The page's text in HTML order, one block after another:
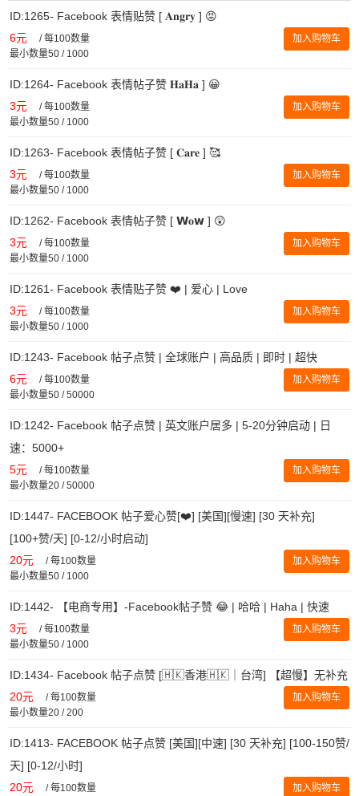
ID:1265- Facebook 表情贴赞 [ 𝐀𝐧𝐠𝐫𝐲 ] 😡
6元 /每100数量
最小数量50 / 1000
加入购物车
ID:1264- Facebook 表情帖子赞 𝐇𝐚𝐇𝐚 ] 😀
3元 /每100数量
最小数量50 / 1000
加入购物车
ID:1263- Facebook 表情帖子赞 [ 𝐂𝐚𝐫𝐞 ] 🥰
3元 /每100数量
最小数量50 / 1000
加入购物车
ID:1262- Facebook 表情帖子赞 [ 𝗪𝐨𝘄 ] 😲
3元 /每100数量
最小数量50 / 1000
加入购物车
ID:1261- Facebook 表情贴子赞 ❤️ | 爱心 | Love
3元 /每100数量
最小数量50 / 1000
加入购物车
ID:1243- Facebook 帖子点赞 | 全球账户 | 高品质 | 即时 | 超快
6元 /每100数量
最小数量50 / 50000
加入购物车
ID:1242- Facebook 帖子点赞 | 英文账户居多 | 5-20分钟启动 | 日
速：5000+
5元 /每100数量
最小数量20 / 50000
加入购物车
ID:1447- FACEBOOK 帖子爱心赞[❤️] [美国][慢速] [30 天补充]
[100+赞/天] [0-12/小时启动]
20元 /每100数量
最小数量50 / 1000
加入购物车
ID:1442- 【电商专用】-Facebook帖子赞 😂 | 哈哈 | Haha | 快速
3元 /每100数量
最小数量50 / 1000
加入购物车
ID:1434- Facebook 帖子点赞 [🇭🇰香港🇭🇰｜台湾] 【超慢】无补充
20元 /每100数量
最小数量20 / 200
加入购物车
ID:1413- FACEBOOK 帖子点赞 [美国][中速] [30 天补充] [100-150赞/
天] [0-12/小时]
20元 /每100数量
加入购物车